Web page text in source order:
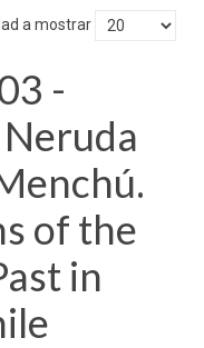
a mostrar
-
of the
in